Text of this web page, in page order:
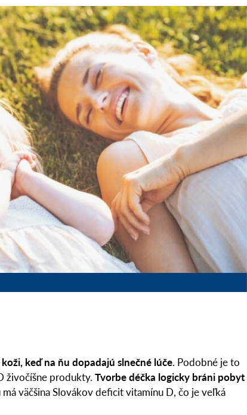
keď na ňu dopadajú slnečné lúče. Podobné je to
živočíšne produkty. Tvorbe déčka logicky bráni pobyt
väčšina Slovákov deficit vitamínu D, čo je veľká